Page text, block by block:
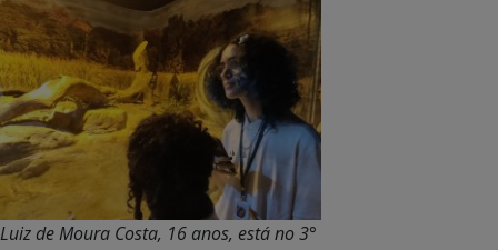
Luiz de Moura Costa, 16 anos, está no 3°